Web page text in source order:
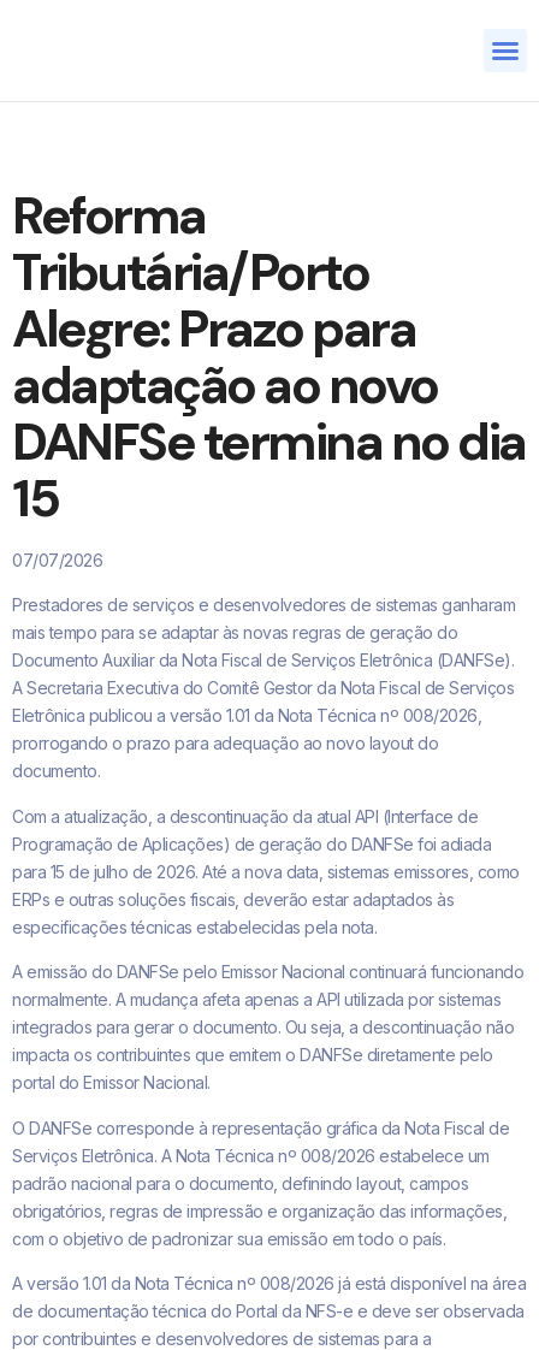
Reforma
Tributária/Porto
Alegre: Prazo para
adaptação ao novo
DANFSe termina no dia
15
07/07/2026
Prestadores de serviços e desenvolvedores de sistemas ganharam
mais tempo para se adaptar às novas regras de geração do
Documento Auxiliar da Nota Fiscal de Serviços Eletrônica (DANFSe).
A Secretaria Executiva do Comitê Gestor da Nota Fiscal de Serviços
Eletrônica publicou a versão 1.01 da Nota Técnica nº 008/2026,
prorrogando o prazo para adequação ao novo layout do
documento.
Com a atualização, a descontinuação da atual API (Interface de
Programação de Aplicações) de geração do DANFSe foi adiada
para 15 de julho de 2026. Até a nova data, sistemas emissores, como
ERPs e outras soluções fiscais, deverão estar adaptados às
especificações técnicas estabelecidas pela nota.
A emissão do DANFSe pelo Emissor Nacional continuará funcionando
normalmente. A mudança afeta apenas a API utilizada por sistemas
integrados para gerar o documento. Ou seja, a descontinuação não
impacta os contribuintes que emitem o DANFSe diretamente pelo
portal do Emissor Nacional.
O DANFSe corresponde à representação gráfica da Nota Fiscal de
Serviços Eletrônica. A Nota Técnica nº 008/2026 estabelece um
padrão nacional para o documento, definindo layout, campos
obrigatórios, regras de impressão e organização das informações,
com o objetivo de padronizar sua emissão em todo o país.
A versão 1.01 da Nota Técnica nº 008/2026 já está disponível na área
de documentação técnica do Portal da NFS-e e deve ser observada
por contribuintes e desenvolvedores de sistemas para a